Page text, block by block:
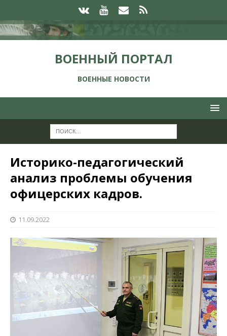
ВОЕННЫЙ ПОРТАЛ
ВОЕННЫЕ НОВОСТИ
Историко-педагогический
анализ проблемы обучения
офицерских кадров.
11.09.2022